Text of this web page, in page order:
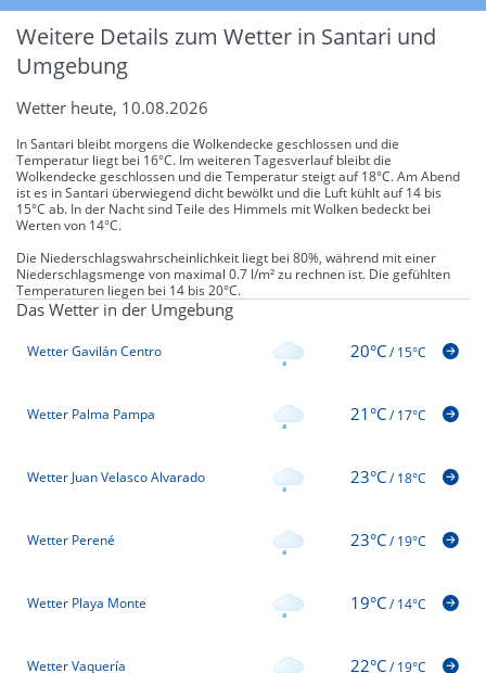
Weitere Details zum Wetter in Santari und
Umgebung
Wetter heute, 10.08.2026
In Santari bleibt morgens die Wolkendecke geschlossen und die
Temperatur liegt bei 16°C. Im weiteren Tagesverlauf bleibt die
Wolkendecke geschlossen und die Temperatur steigt auf 18°C. Am Abend
ist es in Santari überwiegend dicht bewölkt und die Luft kühlt auf 14 bis
15°C ab. In der Nacht sind Teile des Himmels mit Wolken bedeckt bei
Werten von 14°C.
Die Niederschlagswahrscheinlichkeit liegt bei 80%, während mit einer
Niederschlagsmenge von maximal 0.7 l/m² zu rechnen ist. Die gefühlten
Temperaturen liegen bei 14 bis 20°C.
Das Wetter in der Umgebung
Wetter Gavilán Centro 20°C/15°C
Wetter Palma Pampa 21°C/17°C
Wetter Juan Velasco Alvarado 23°C/18°C
Wetter Perené 23°C/19°C
Wetter Playa Monte 19°C/14°C
Wetter Vaquería 22°C/19°C